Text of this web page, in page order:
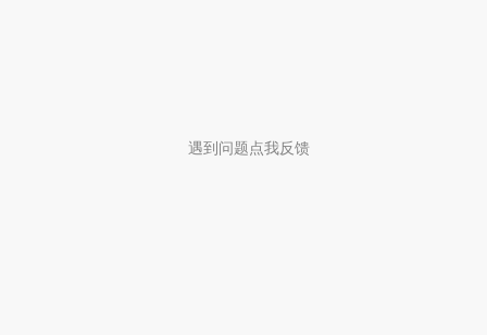
遇到问题点我反馈